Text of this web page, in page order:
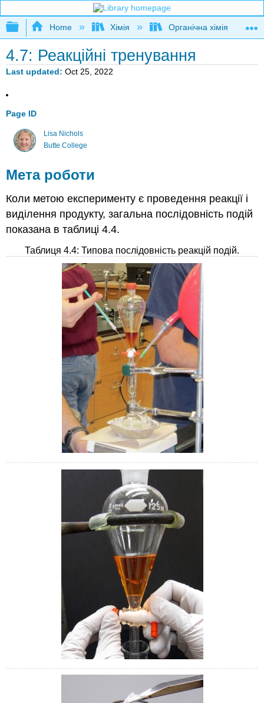
Expand/collapse global hierarchy
Home Хімія Органічна хімія
4.7: Реакційні тренування
Last updated Oct 25, 2022
Page ID
Lisa Nichols
Butte College
Мета роботи
Коли метою експерименту є проведення реакції і
виділення продукту, загальна послідовність подій
показана в таблиці 4.4.
Таблиця 4.4: Типова послідовність реакцій подій.